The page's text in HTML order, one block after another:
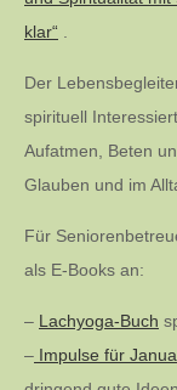
klar“
Der
spirituell
Aufatmen, Beten
Glauben und im
Für
als E-Books an:
– Lachyoga-Buch
– Impulse für